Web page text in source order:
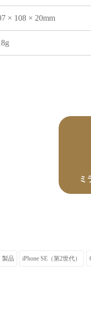
× 108 × 20mm
ミ
製品 iPhone SE（第2世代）